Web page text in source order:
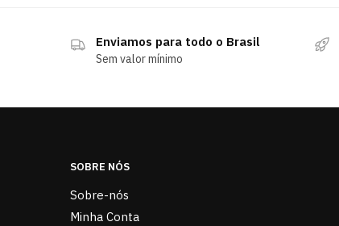
Enviamos para todo o Brasil
Sem valor mínimo
SOBRE NÓS
Sobre-nós
Minha Conta